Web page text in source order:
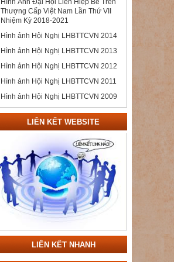
Thượng Cấp Việt Nam Lần Thứ VII
Nhiệm Kỳ 2018-2021
Hình ảnh Hội Nghị LHBTTCVN 2014
Hình ảnh Hội Nghị LHBTTCVN 2013
Hình ảnh Hội Nghị LHBTTCVN 2012
Hình ảnh Hội Nghị LHBTTCVN 2011
Hình ảnh Hội Nghị LHBTTCVN 2009
LIÊN KẾT WEBSITE
LIÊN KẾT NHANH